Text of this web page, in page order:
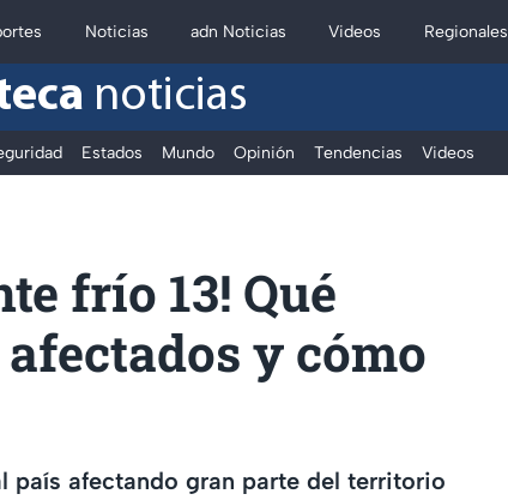
Noticias adn Noticias Videos Regionales
noticias
Estados Mundo Opinión Tendencias Videos
frío 13! Qué
y cómo
país afectando gran parte del territorio